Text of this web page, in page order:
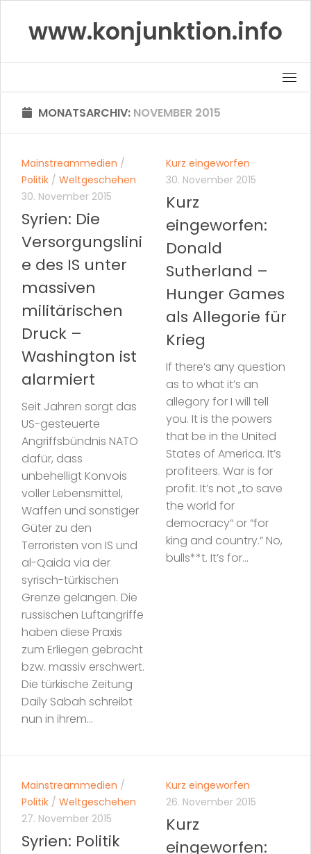
contentwww.konjunktion.info
MONATSARCHIV: NOVEMBER 2015
Mainstreammedien /
Politik / Weltgeschehen
30. November 2015
Syrien: Die
Versorgungslini
e des IS unter
massiven
militärischen
Druck –
Washington ist
alarmiert
Seit Jahren sorgt das
US-gesteuerte
Angriffsbündnis NATO
dafür, dass
unbehelligt Konvois
voller Lebensmittel,
Waffen und sonstiger
Güter zu den
Terroristen von IS und
al-Qaida via der
syrisch-türkischen
Grenze gelangen. Die
russischen Luftangriffe
haben diese Praxis
zum Erliegen gebracht
bzw. massiv erschwert.
Die türkische Zeitung
Daily Sabah schreibt
nun in ihrem...
Kurz eingeworfen
30. November 2015
Kurz
eingeworfen:
Donald
Sutherland –
Hunger Games
als Allegorie für
Krieg
If there’s any question
as to what it’s an
allegory for I will tell
you. It is the powers
that be in the United
States of America. It’s
profiteers. War is for
profit. It’s not „to save
the world for
democracy“ or “for
king and country.” No,
bulls**t. It’s for...
Mainstreammedien /
Politik / Weltgeschehen
27. November 2015
Syrien: Politik
Kurz eingeworfen
26. November 2015
Kurz
eingeworfen: